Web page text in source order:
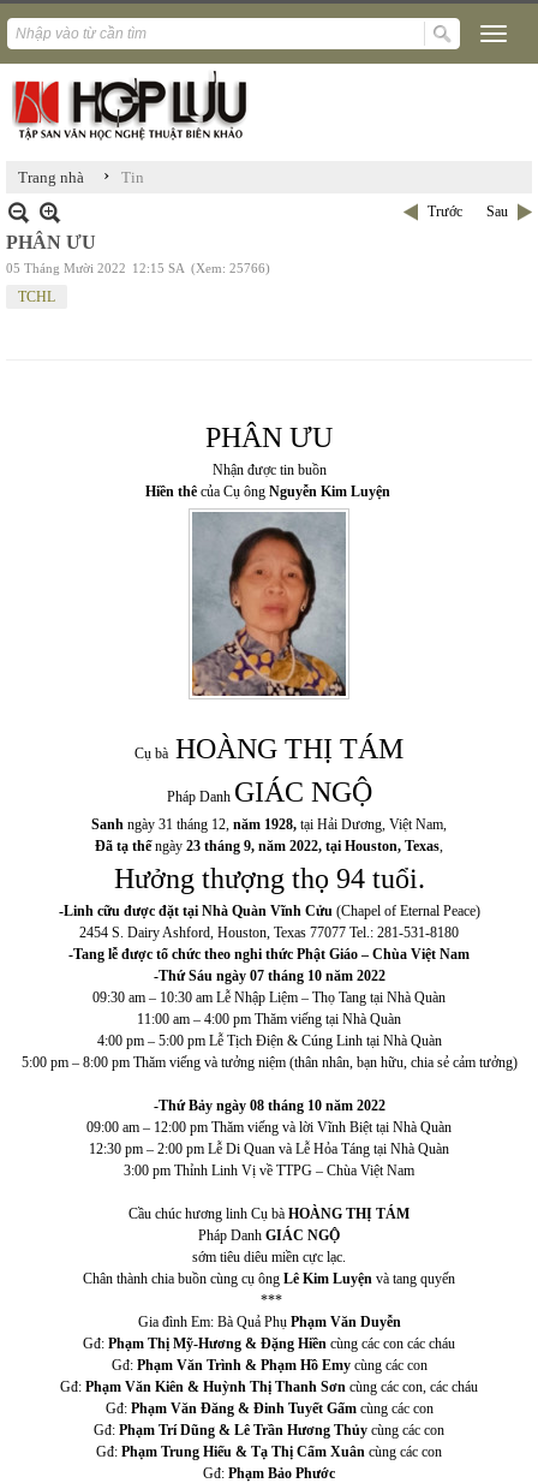
Trang nhà › Tin
Trước Sau
PHÂN ƯU
05 Tháng Mười 2022 12:15 SA (Xem: 25766)
TCHL
PHÂN ƯU
Nhận được tin buồn
Hiền thêcủa Cụ ông Nguyễn Kim Luyện
Cụ bà HOÀNG THỊ TÁM
Pháp Danh GIÁC NGỘ
Sanh ngày 31 tháng 12, năm 1928, tại Hải Dương, Việt Nam,
Đã tạ thếngày 23 tháng 9, năm 2022, tại Houston, Texas,
Hưởng thượng thọ 94 tuổi.
-Linh cữu được đặt tại Nhà Quàn Vĩnh Cửu(Chapel of Eternal Peace)
2454 S. Dairy Ashford, Houston, Texas 77077 Tel.: 281-531-8180
-Tang lễ được tổ chức theo nghi thức Phật Giáo – Chùa Việt Nam
-Thứ Sáu ngày 07 tháng 10 năm 2022
09:30 am – 10:30 am Lễ Nhập Liệm – Thọ Tang tại Nhà Quàn
11:00 am – 4:00 pm Thăm viếng tại Nhà Quàn
4:00 pm – 5:00 pm Lễ Tịch Điện & Cúng Linh tại Nhà Quàn
5:00 pm – 8:00 pm Thăm viếng và tưởng niệm (thân nhân, bạn hữu, chia sẻ cảm tưởng)
-Thứ Bảy ngày 08 tháng 10 năm 2022
09:00 am – 12:00 pm Thăm viếng và lời Vĩnh Biệt tại Nhà Quàn
12:30 pm – 2:00 pm Lễ Di Quan và Lễ Hỏa Táng tại Nhà Quàn
3:00 pm Thỉnh Linh Vị về TTPG – Chùa Việt Nam
Cầu chúc hương linh Cụ bà HOÀNG THỊ TÁM
Pháp Danh GIÁC NGỘ
sớm tiêu diêu miền cực lạc.
Chân thành chia buồn cùng cụ ông Lê Kim Luyện và tang quyến
***
Gia đình Em: Bà Quả Phụ Phạm Văn Duyễn
Gđ: Phạm Thị Mỹ-Hương & Đặng Hiền cùng các con các cháu
Gđ: Phạm Văn Trình & Phạm Hồ Emycùng các con
Gđ: Phạm Văn Kiên & Huỳnh Thị Thanh Sơn cùng các con, các cháu
Gđ: Phạm Văn Đăng & Đinh Tuyết Gấmcùng các con
Gđ: Phạm Trí Dũng & Lê Trần Hương Thủy cùng các con
Gđ: Phạm Trung Hiếu & Tạ Thị Cẩm Xuân cùng các con
Gđ: Phạm Bảo Phước